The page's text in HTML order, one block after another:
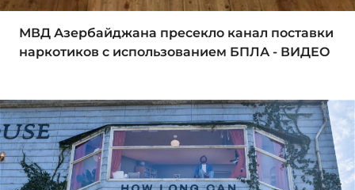
МВД Азербайджана пресекло канал поставки
наркотиков с использованием БПЛА - ВИДЕО